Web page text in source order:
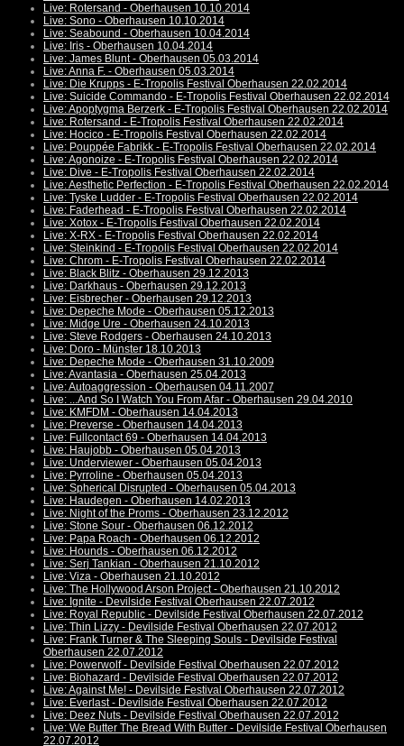
Live: Rotersand - Oberhausen 10.10.2014
Live: Sono - Oberhausen 10.10.2014
Live: Seabound - Oberhausen 10.04.2014
Live: Iris - Oberhausen 10.04.2014
Live: James Blunt - Oberhausen 05.03.2014
Live: Anna F. - Oberhausen 05.03.2014
Live: Die Krupps - E-Tropolis Festival Oberhausen 22.02.2014
Live: Suicide Commando - E-Tropolis Festival Oberhausen 22.02.2014
Live: Apoptygma Berzerk - E-Tropolis Festival Oberhausen 22.02.2014
Live: Rotersand - E-Tropolis Festival Oberhausen 22.02.2014
Live: Hocico - E-Tropolis Festival Oberhausen 22.02.2014
Live: Pouppée Fabrikk - E-Tropolis Festival Oberhausen 22.02.2014
Live: Agonoize - E-Tropolis Festival Oberhausen 22.02.2014
Live: Dive - E-Tropolis Festival Oberhausen 22.02.2014
Live: Aesthetic Perfection - E-Tropolis Festival Oberhausen 22.02.2014
Live: Tyske Ludder - E-Tropolis Festival Oberhausen 22.02.2014
Live: Faderhead - E-Tropolis Festival Oberhausen 22.02.2014
Live: Xotox - E-Tropolis Festival Oberhausen 22.02.2014
Live: X-RX - E-Tropolis Festival Oberhausen 22.02.2014
Live: Steinkind - E-Tropolis Festival Oberhausen 22.02.2014
Live: Chrom - E-Tropolis Festival Oberhausen 22.02.2014
Live: Black Blitz - Oberhausen 29.12.2013
Live: Darkhaus - Oberhausen 29.12.2013
Live: Eisbrecher - Oberhausen 29.12.2013
Live: Depeche Mode - Oberhausen 05.12.2013
Live: Midge Ure - Oberhausen 24.10.2013
Live: Steve Rodgers - Oberhausen 24.10.2013
Live: Doro - Münster 18.10.2013
Live: Depeche Mode - Oberhausen 31.10.2009
Live: Avantasia - Oberhausen 25.04.2013
Live: Autoaggression - Oberhausen 04.11.2007
Live: ...And So I Watch You From Afar - Oberhausen 29.04.2010
Live: KMFDM - Oberhausen 14.04.2013
Live: Preverse - Oberhausen 14.04.2013
Live: Fullcontact 69 - Oberhausen 14.04.2013
Live: Haujobb - Oberhausen 05.04.2013
Live: Underviewer - Oberhausen 05.04.2013
Live: Pyrroline - Oberhausen 05.04.2013
Live: Spherical Disrupted - Oberhausen 05.04.2013
Live: Haudegen - Oberhausen 14.02.2013
Live: Night of the Proms - Oberhausen 23.12.2012
Live: Stone Sour - Oberhausen 06.12.2012
Live: Papa Roach - Oberhausen 06.12.2012
Live: Hounds - Oberhausen 06.12.2012
Live: Serj Tankian - Oberhausen 21.10.2012
Live: Viza - Oberhausen 21.10.2012
Live: The Hollywood Arson Project - Oberhausen 21.10.2012
Live: Ignite - Devilside Festival Oberhausen 22.07.2012
Live: Royal Republic - Devilside Festival Oberhausen 22.07.2012
Live: Thin Lizzy - Devilside Festival Oberhausen 22.07.2012
Live: Frank Turner & The Sleeping Souls - Devilside Festival
Oberhausen 22.07.2012
Live: Powerwolf - Devilside Festival Oberhausen 22.07.2012
Live: Biohazard - Devilside Festival Oberhausen 22.07.2012
Live: Against Me! - Devilside Festival Oberhausen 22.07.2012
Live: Everlast - Devilside Festival Oberhausen 22.07.2012
Live: Deez Nuts - Devilside Festival Oberhausen 22.07.2012
Live: We Butter The Bread With Butter - Devilside Festival Oberhausen
22.07.2012